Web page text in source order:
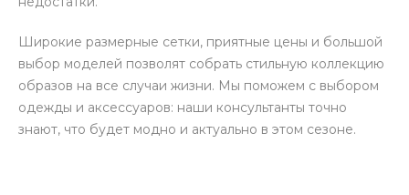
Широкие размерные сетки, приятные цены и большой
выбор моделей позволят собрать стильную коллекцию
образов на все случаи жизни. Мы поможем с выбором
одежды и аксессуаров: наши консультанты точно
знают, что будет модно и актуально в этом сезоне.